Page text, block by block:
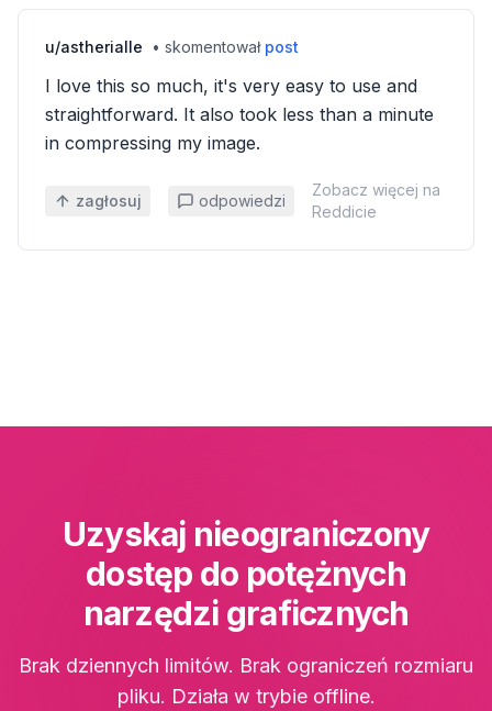
u/astherialle • skomentował post
I love this so much, it's very easy to use and
straightforward. It also took less than a minute
in compressing my image.
zagłosuj odpowiedzi
Zobacz więcej na
Reddicie
Uzyskaj nieograniczony
dostęp do potężnych
narzędzi graficznych
Brak dziennych limitów. Brak ograniczeń rozmiaru
pliku. Działa w trybie offline.